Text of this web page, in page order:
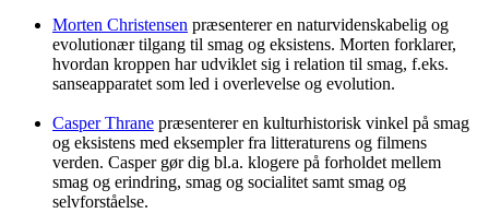
Morten Christensen præsenterer en naturvidenskabelig og
evolutionær tilgang til smag og eksistens. Morten forklarer,
hvordan kroppen har udviklet sig i relation til smag, f.eks.
sanseapparatet som led i overlevelse og evolution.
Casper Thrane præsenterer en kulturhistorisk vinkel på smag
og eksistens med eksempler fra litteraturens og filmens
verden. Casper gør dig bl.a. klogere på forholdet mellem
smag og erindring, smag og socialitet samt smag og
selvforståelse.